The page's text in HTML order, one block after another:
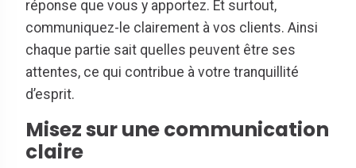
réponse que vous y apportez. Et surtout,
communiquez-le clairement à vos clients. Ainsi
chaque partie sait quelles peuvent être ses
attentes, ce qui contribue à votre tranquillité
d’esprit.
Misez sur une communication
claire